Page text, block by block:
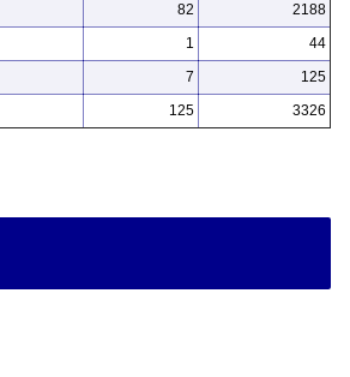
82
2188
1
44
7
125
125 3326